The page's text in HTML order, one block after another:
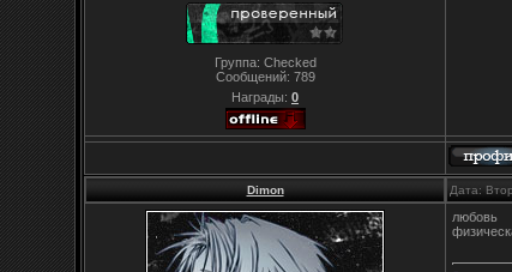
Группа: Checked
Сообщений: 789
Награды: 0
Dimon Дата:
любовь